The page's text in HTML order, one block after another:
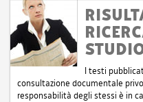
I testi
consultazione documentale
responsabilità degli stessi è in